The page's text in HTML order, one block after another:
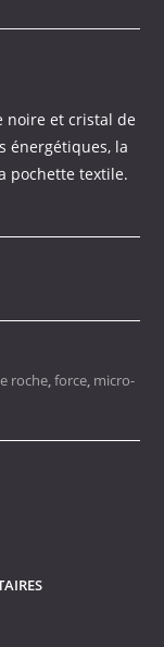
noire et cristal de
énergétiques, la
pochette textile.
roche ,force micro-